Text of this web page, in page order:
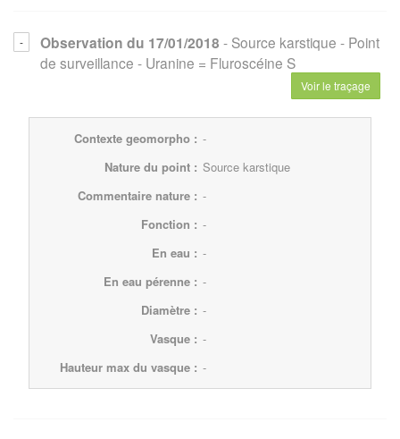
Observation du 17/01/2018 - Source karstique - Point
de surveillance - Uranine = Fluroscéine S
Voir le traçage
Contexte geomorpho : -
Nature du point : Source karstique
Commentaire nature : -
Fonction : -
En eau : -
En eau pérenne : -
Diamètre : -
Vasque : -
Hauteur max du vasque : -